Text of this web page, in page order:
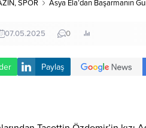
,SPOR Asya Ela’dan Başarmanın
07.05.2025 0
Paylaş